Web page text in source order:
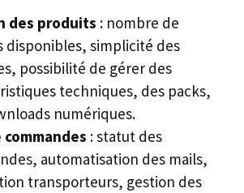
des produits : nombre de
disponibles, simplicité des
possibilité de gérer des
techniques, des packs,
numériques.
commandes : statut des
automatisation des mails,
transporteurs, gestion des